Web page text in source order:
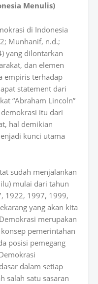
Menulis)
di Indonesia
Munhanif, n.d.;
yang dilontarkan
dan elemen
empiris terhadap
statement dari
“Abraham Lincoln”
itu dari
hal demikian
kunci utama
sudah menjalankan
mulai dari tahun
1922, 1997, 1999,
yang akan kita
merupakan
pemerintahan
posisi pemegang
dalam setiap
salah satu sasaran